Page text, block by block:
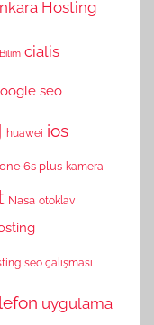
Hosting
Bilim cialis
seo
huawei ios
6s plus kamera
Nasa otoklav
seo çalışması
uygulama